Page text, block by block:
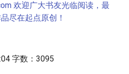
欢迎广大书友光临阅读，最
尽在起点原创！
字数：3095